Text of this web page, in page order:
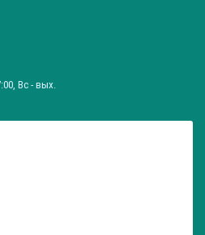
Вc - вых.